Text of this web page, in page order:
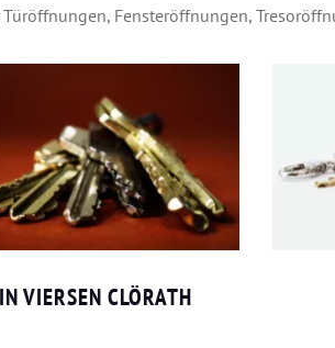
Fensteröffnungen,
VIERSEN CLÖRATH